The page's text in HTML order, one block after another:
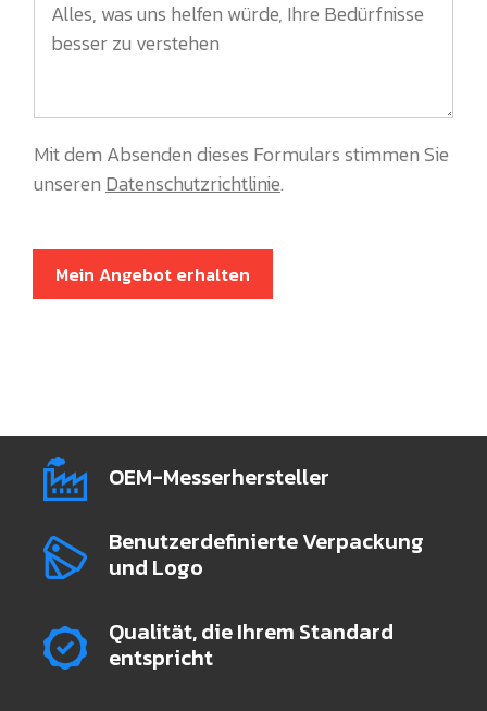
Mit dem Absenden dieses Formulars stimmen Sie
unseren Datenschutzrichtlinie.
Mein Angebot erhalten
OEM-Messerhersteller
Benutzerdefinierte Verpackung
und Logo
Qualität, die Ihrem Standard
entspricht